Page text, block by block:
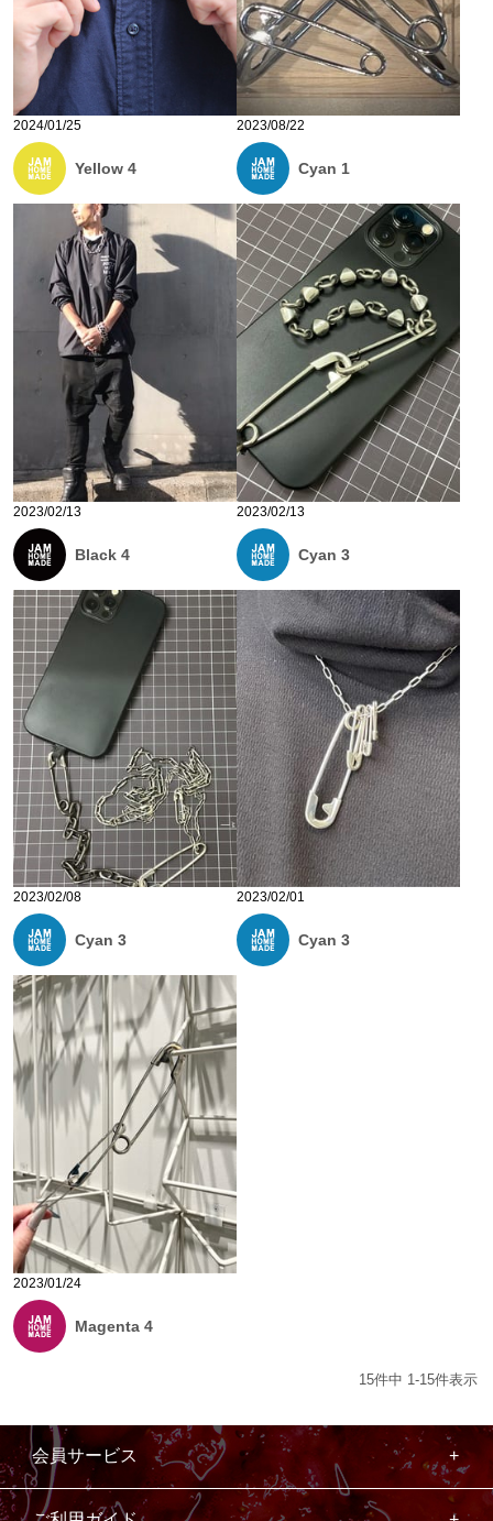
2024/01/25
Yellow 4
2023/08/22
Cyan 1
2023/02/13
Black 4
2023/02/13
Cyan 3
2023/02/08
Cyan 3
2023/02/01
Cyan 3
2023/01/24
Magenta 4
15件中 1 -15件表示
会員サービス